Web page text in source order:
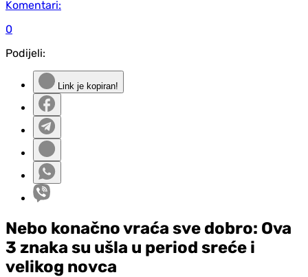
Komentari:
0
Podijeli:
Link je kopiran!
Nebo konačno vraća sve dobro: Ova
3 znaka su ušla u period sreće i
velikog novca